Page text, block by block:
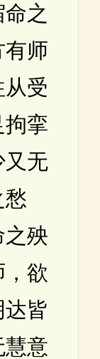
之
有师
受
拘挛
又无
愁
之殃
欲
皆
慧意